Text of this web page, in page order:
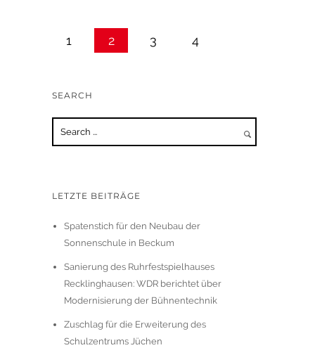
1 2 3 4
SEARCH
LETZTE BEITRÄGE
Spatenstich für den Neubau der
Sonnenschule in Beckum
Sanierung des Ruhrfestspielhauses
Recklinghausen: WDR berichtet über
Modernisierung der Bühnentechnik
Zuschlag für die Erweiterung des
Schulzentrums Jüchen